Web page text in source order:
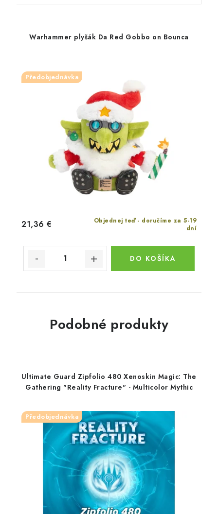
Warhammer plyšák Da Red Gobbo on Bounca
Předobjednávka
Objednej teď - doručíme za 5-19
dní
21,36 €
DO KOŠÍKA
Podobné produkty
Ultimate Guard Zipfolio 480 Xenoskin Magic: The
Gathering "Reality Fracture" - Multicolor Mythic
Předobjednávka